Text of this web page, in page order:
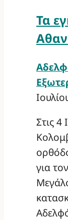
Τα
Στις 4
για